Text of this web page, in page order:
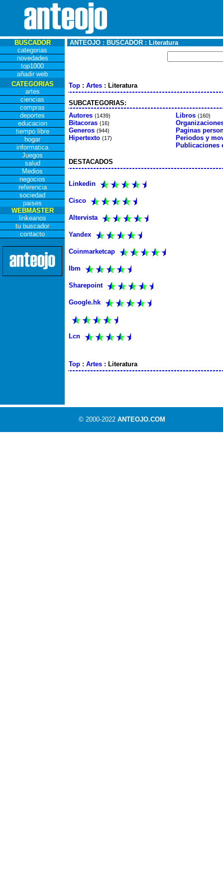
BUSCADOR
categorias
novedades
top1000
añadir web
ANTEOJO : BUSCADOR : Literatura
CATEGORIAS
artes
ciencias
compras
deportes
educacion
tiempo libre
hogar
informatica
Juegos
salud
Medios
negocios
referencia
sociedad
paises
WEBMASTER
linkeanos
tu buscador
contacto
Top : Artes : Literatura
SUBCATEGORIAS:
Autores (1439)
Bitacoras (16)
Generos (944)
Hipertexto (17)
Libros (160)
Paginas
Periodos y
Publicaciones
DESTACADOS
Linkedin
Cisco
Altervista
Yandex
Coinmarketcap
Ibm
Sharepoint
Google.hk
Lcn
Top : Artes : Literatura
© 2000-2022 ANTEOJO.COM